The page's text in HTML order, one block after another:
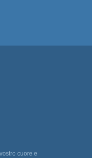
cuore e